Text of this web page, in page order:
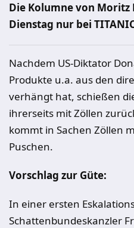
Die Kolumne von
Dienstag nur bei
Nachdem US-Diktator
Produkte u.a. aus den
verhängt hat, schießen
ihrerseits mit Zöllen
kommt in Sachen Zöllen
Puschen.
Vorschlag zur Güte:
In einer ersten
Schattenbundeskanzler